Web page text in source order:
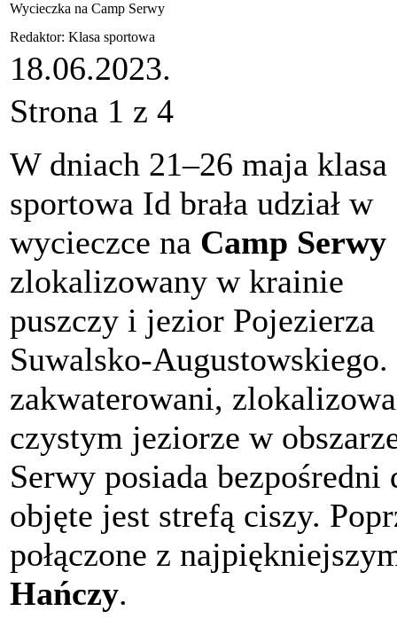
Wycieczka na Camp Serwy
Redaktor: Klasa sportowa
18.06.2023.
Strona 1 z 4
W dniach 21–26 maja klasa
sportowa Id brała udział w
wycieczce na Camp Serwy
zlokalizowany w krainie
puszczy i jezior Pojezierza
Suwalsko-
zakwaterowani,
czystym jeziorze w
Serwy posiada
objęte jest strefą ciszy.
połączone z
Hańczy.